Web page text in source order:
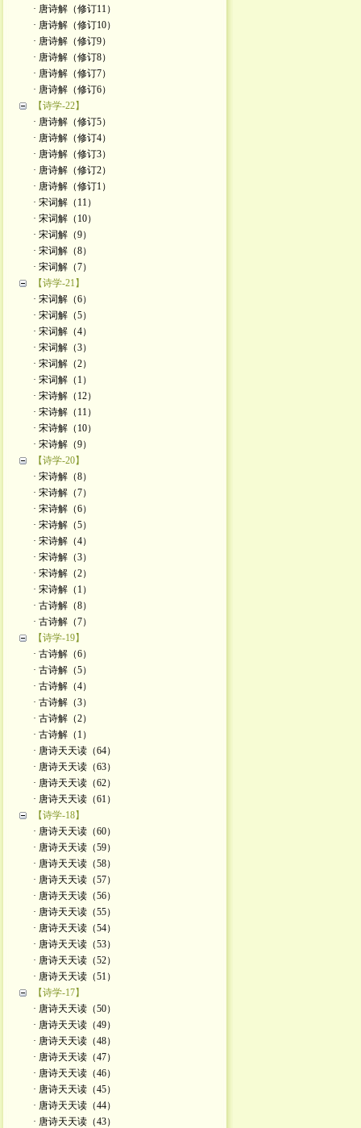
· 唐诗解（修订11）
· 唐诗解（修订10）
· 唐诗解（修订9）
· 唐诗解（修订8）
· 唐诗解（修订7）
· 唐诗解（修订6）
【诗学-22】
· 唐诗解（修订5）
· 唐诗解（修订4）
· 唐诗解（修订3）
· 唐诗解（修订2）
· 唐诗解（修订1）
· 宋词解（11）
· 宋词解（10）
· 宋词解（9）
· 宋词解（8）
· 宋词解（7）
【诗学-21】
· 宋词解（6）
· 宋词解（5）
· 宋词解（4）
· 宋词解（3）
· 宋词解（2）
· 宋词解（1）
· 宋诗解（12）
· 宋诗解（11）
· 宋诗解（10）
· 宋诗解（9）
【诗学-20】
· 宋诗解（8）
· 宋诗解（7）
· 宋诗解（6）
· 宋诗解（5）
· 宋诗解（4）
· 宋诗解（3）
· 宋诗解（2）
· 宋诗解（1）
· 古诗解（8）
· 古诗解（7）
【诗学-19】
· 古诗解（6）
· 古诗解（5）
· 古诗解（4）
· 古诗解（3）
· 古诗解（2）
· 古诗解（1）
· 唐诗天天读（64）
· 唐诗天天读（63）
· 唐诗天天读（62）
· 唐诗天天读（61）
【诗学-18】
· 唐诗天天读（60）
· 唐诗天天读（59）
· 唐诗天天读（58）
· 唐诗天天读（57）
· 唐诗天天读（56）
· 唐诗天天读（55）
· 唐诗天天读（54）
· 唐诗天天读（53）
· 唐诗天天读（52）
· 唐诗天天读（51）
【诗学-17】
· 唐诗天天读（50）
· 唐诗天天读（49）
· 唐诗天天读（48）
· 唐诗天天读（47）
· 唐诗天天读（46）
· 唐诗天天读（45）
· 唐诗天天读（44）
· 唐诗天天读（43）